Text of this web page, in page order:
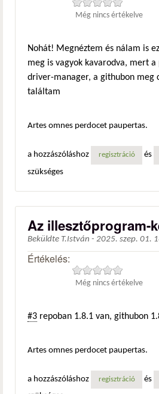
Még nincs értékelve
Nohát! Megnéztem és nálam is
meg is vagyok kavarodva, mert
driver-manager, a githubon meg
találtam
Artes omnes perdocet paupertas.
a hozzászóláshoz regisztráció és
szükséges
Az illesztőprogram-
Beküldte T.István - 2025. szep. 01.
Értékelés:
Még nincs értékelve
#3 repoban 1.8.1 van, githubon
Artes omnes perdocet paupertas.
a hozzászóláshoz regisztráció és